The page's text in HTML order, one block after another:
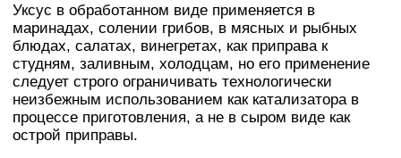
Уксус в обработанном виде применяется в
маринадах, солении грибов, в мясных и рыбных
блюдах, салатах, винегретах, как приправа к
студням, заливным, холодцам, но его применение
следует строго ограничивать технологически
неизбежным использованием как катализатора в
процессе приготовления, а не в сыром виде как
острой приправы.